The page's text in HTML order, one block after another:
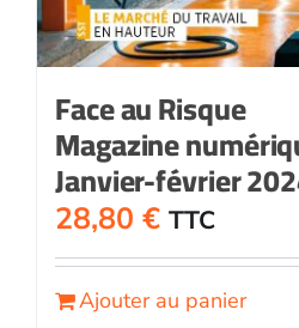
Face au Risque
Magazine
Janvier-février
28,80 € TTC
Ajouter au panier